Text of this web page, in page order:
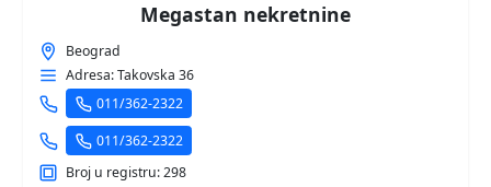
Megastan nekretnine
Beograd
Adresa: Takovska 36
011/362-2322
011/362-2322
Broj u registru: 298